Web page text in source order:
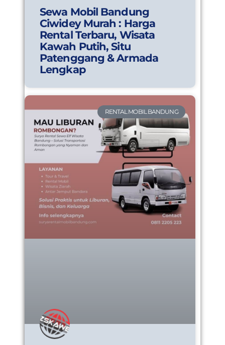
Sewa Mobil Bandung
Ciwidey Murah : Harga
Rental Terbaru, Wisata
Kawah Putih, Situ
Patenggang & Armada
Lengkap
RENTAL MOBIL BANDUNG